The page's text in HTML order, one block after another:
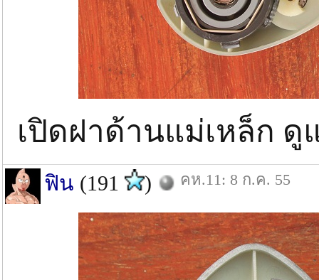
เปิดฝาด้านแม่เหล็ก
ฟิน (191 ) คห.11: 8 ก.ค. 55